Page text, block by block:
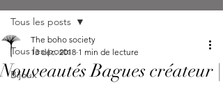
Tous les posts
Bijoux
Tous les posts
Nouveautés Bagues créateur |
The boho society
13 déc. 2018 1 min de lecture